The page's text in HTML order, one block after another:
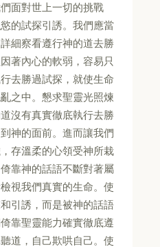
面對世上一切的挑戰
的試探引誘。我們應當
細察看遵行神的道去勝
著內心的軟弱，容易只
去勝過試探，就使生命
之中。懇求聖靈光照煉
沒有真實徹底執行去勝
神的面前。進而讓我們
存溫柔的心領受神所栽
靠神的話語不斷對著屬
視我們真實的生命。使
引誘，而是被神的話語
靠聖靈能力確實徹底遵
道，自己欺哄自己。使